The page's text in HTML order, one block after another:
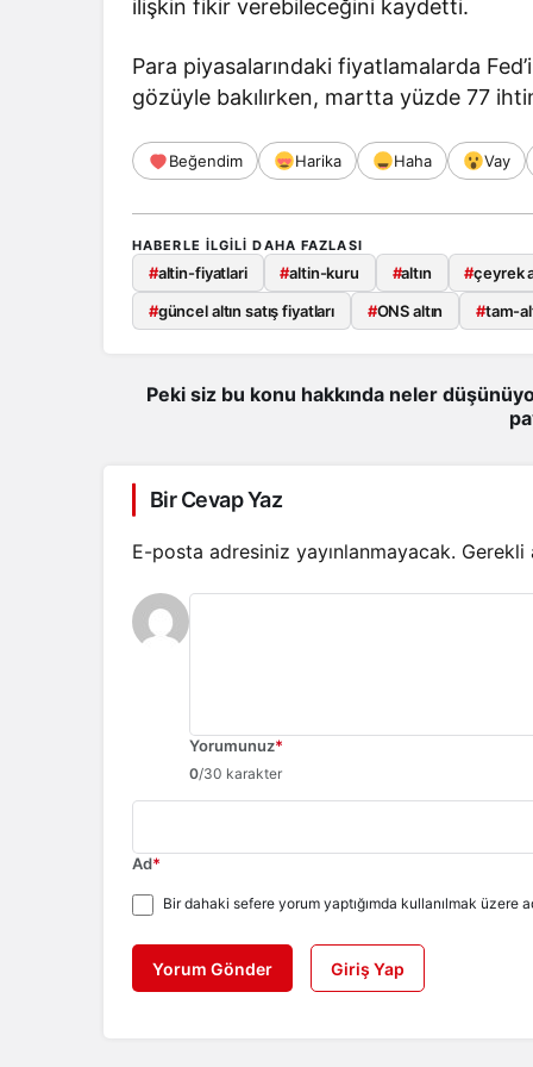
ilişkin fikir verebileceğini kaydetti.
Para piyasalarındaki fiyatlamalarda
gözüyle bakılırken, martta yüzde 77
Beğendim Harika Haha Vay
HABERLE ILGILI DAHA FAZLASI
#altin-fiyatlari #altin-kuru #altın #çeyrek
#güncel altın satış fiyatları #ONS altın #tam-
Peki siz bu konu hakkında neler
Bir Cevap Yaz
E-posta adresiniz yayınlanmayacak.
Yorumunuz*
0/30 karakter
Ad*
Bir dahaki sefere yorum yaptığımda kullanılmak üzere
Yorum Gönder Giriş Yap